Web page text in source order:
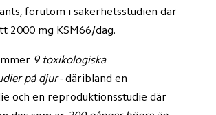
förutom i säkerhetsstudien där
2000 mg KSM66/dag.
9 toxikologiska
på djur - däribland en
och en reproduktionsstudie där